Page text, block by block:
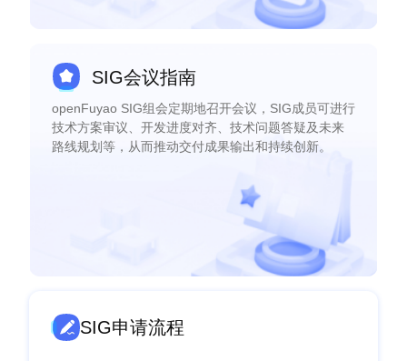
SIG会议指南
openFuyao SIG组会定期地召开会议，SIG成员可进行
技术方案审议、开发进度对齐、技术问题答疑及未来
路线规划等，从而推动交付成果输出和持续创新。
SIG申请流程